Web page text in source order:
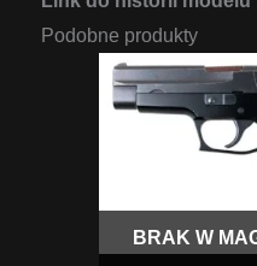
Podobne produkty
BRAK W